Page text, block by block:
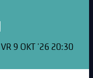
VR 9 OKT '26 20:30